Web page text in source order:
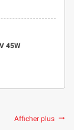
45W
Afficher plus trending_flat